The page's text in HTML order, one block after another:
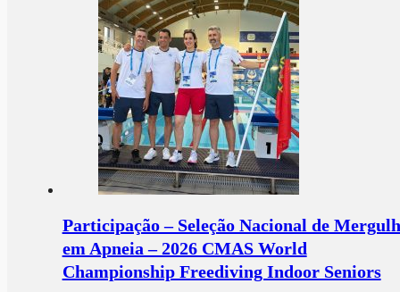
Participação – Seleção Nacional de
em Apneia – 2026 CMAS World
Championship Freediving Indoor Seniors